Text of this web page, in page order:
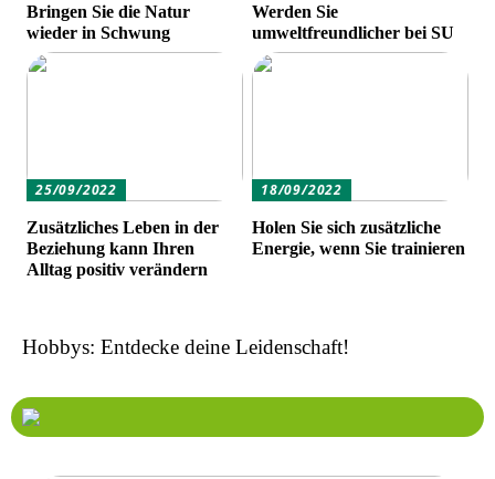
Bringen Sie die Natur
wieder in Schwung
Werden Sie
umweltfreundlicher bei SU
25/09/2022
Zusätzliches Leben in der
Beziehung kann Ihren
Alltag positiv verändern
18/09/2022
Holen Sie sich zusätzliche
Energie, wenn Sie trainieren
Hobbys: Entdecke deine Leidenschaft!